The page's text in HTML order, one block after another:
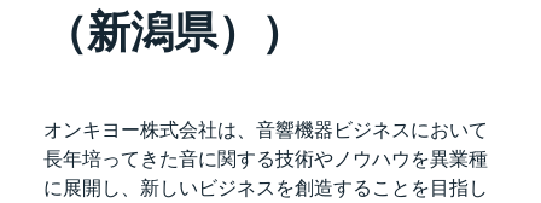
（新潟県））
オンキヨー株式会社は、音響機器ビジネスにおいて
長年培ってきた音に関する技術やノウハウを異業種
に展開し、新しいビジネスを創造することを目指し